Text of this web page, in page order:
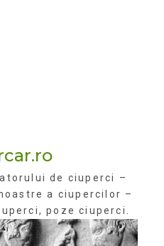
de ciuperci –
a ciupercilor –
poze ciuperci.